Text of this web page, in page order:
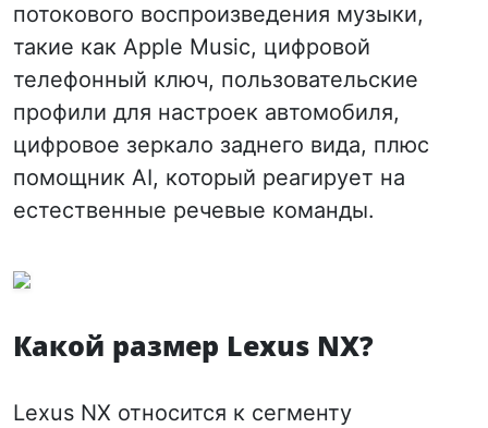
потокового воспроизведения музыки,
такие как Apple Music, цифровой
телефонный ключ, пользовательские
профили для настроек автомобиля,
цифровое зеркало заднего вида, плюс
помощник AI, который реагирует на
естественные речевые команды.
Какой размер Lexus NX?
Lexus NX относится к сегменту